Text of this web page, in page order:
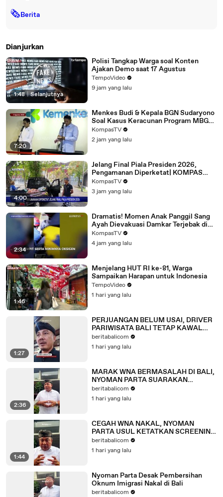
🗞Berita
Dianjurkan
1:48 | Selanjutnya
Polisi Tangkap Warga soal Konten
Ajakan Demo saat 17 Agustus
TempoVideo
9 jam yang lalu
7:20
Menkes Budi & Kepala BGN Sudaryono
Soal Kasus Keracunan Program MBG
hingga Dugaan Unsur Sabotase
KompasTV
2 jam yang lalu
4:00
Jelang Final Piala Presiden 2026,
Pengamanan Diperketat| KOMPAS
SIANG
KompasTV
3 jam yang lalu
2:34
Dramatis! Momen Anak Panggil Sang
Ayah Dievakuasi Damkar Terjebak di
Gorong-Gorong: Ayah Keluar
KompasTV
4 jam yang lalu
1:46
Menjelang HUT RI ke-81, Warga
Sampaikan Harapan untuk Indonesia
TempoVideo
1 hari yang lalu
1:27
PERJUANGAN BELUM USAI, DRIVER
PARIWISATA BALI TETAP KAWAL
ENAM TUNTUTAN
beritabalicom
1 hari yang lalu
2:36
MARAK WNA BERMASALAH DI BALI,
NYOMAN PARTA SUARAKAN
KELUHAN WARGA
beritabalicom
1 hari yang lalu
1:44
CEGAH WNA NAKAL, NYOMAN
PARTA USUL KETATKAN SCREENING
AWAL IMIGRASI
beritabalicom
1 hari yang lalu
Nyoman Parta Desak Pembersihan
Oknum Imigrasi Nakal di Bali
beritabalicom